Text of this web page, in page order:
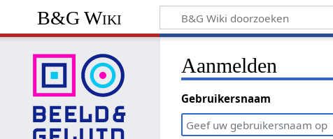
B&G Wiki
Aanmelden
Gebruikersnaam